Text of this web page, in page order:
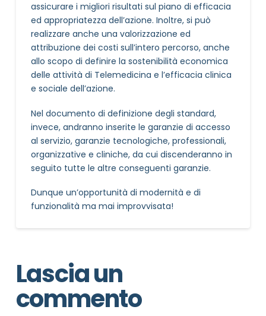
assicurare i migliori risultati sul piano di efficacia
ed appropriatezza dell’azione. Inoltre, si può
realizzare anche una valorizzazione ed
attribuzione dei costi sull’intero percorso, anche
allo scopo di definire la sostenibilità economica
delle attività di Telemedicina e l’efficacia clinica
e sociale dell’azione.
Nel documento di definizione degli standard,
invece, andranno inserite le garanzie di accesso
al servizio, garanzie tecnologiche, professionali,
organizzative e cliniche, da cui discenderanno in
seguito tutte le altre conseguenti garanzie.
Dunque un’opportunità di modernità e di
funzionalità ma mai improvvisata!
Lascia un
commento
NOME STRUTTURA *
MOTIVO DEL CONTATTO